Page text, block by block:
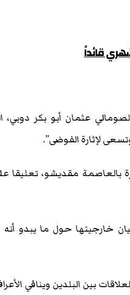
قائداً
عثمان أبو بكر دوبي،
لإثارة الفوضى”.
مقديشو، تعليقا على
خارجيتها حول ما يبدو
بين البلدين وينافي